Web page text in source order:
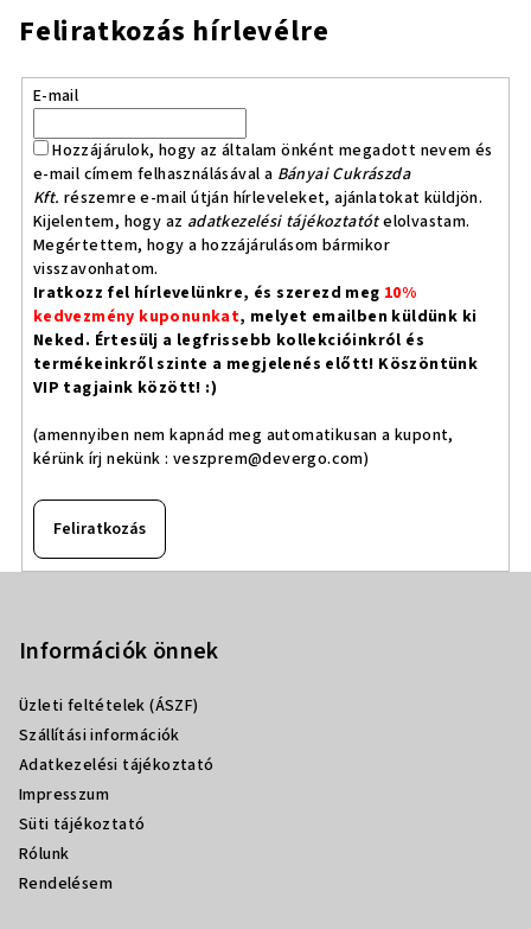
Feliratkozás hírlevélre
E-mail
Hozzájárulok, hogy az általam önként megadott nevem és
e-mail címem felhasználásával a Bányai Cukrászda
Kft. részemre e-mail útján hírleveleket, ajánlatokat küldjön.
Kijelentem, hogy az adatkezelési tájékoztatótelolvastam.
Megértettem, hogy a hozzájárulásom bármikor
visszavonhatom.
Iratkozz fel hírlevelünkre, és szerezd meg 10%
kedvezmény kuponunkat, melyet emailben küldünk ki
Neked. Értesülj a legfrissebb kollekcióinkról és
termékeinkről szinte a megjelenés előtt! Köszöntünk
VIP tagjaink között! :)
(amennyiben nem kapnád meg automatikusan a kupont,
kérünk írj nekünk : veszprem@devergo.com)
Feliratkozás
Információk önnek
Üzleti feltételek (ÁSZF)
Szállítási információk
Adatkezelési tájékoztató
Impresszum
Süti tájékoztató
Rólunk
Rendelésem